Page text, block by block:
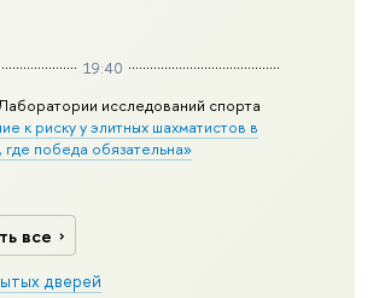
19:40
исследований спорта
к риску у элитных шахматистов в
где победа обязательна»
все
дверей